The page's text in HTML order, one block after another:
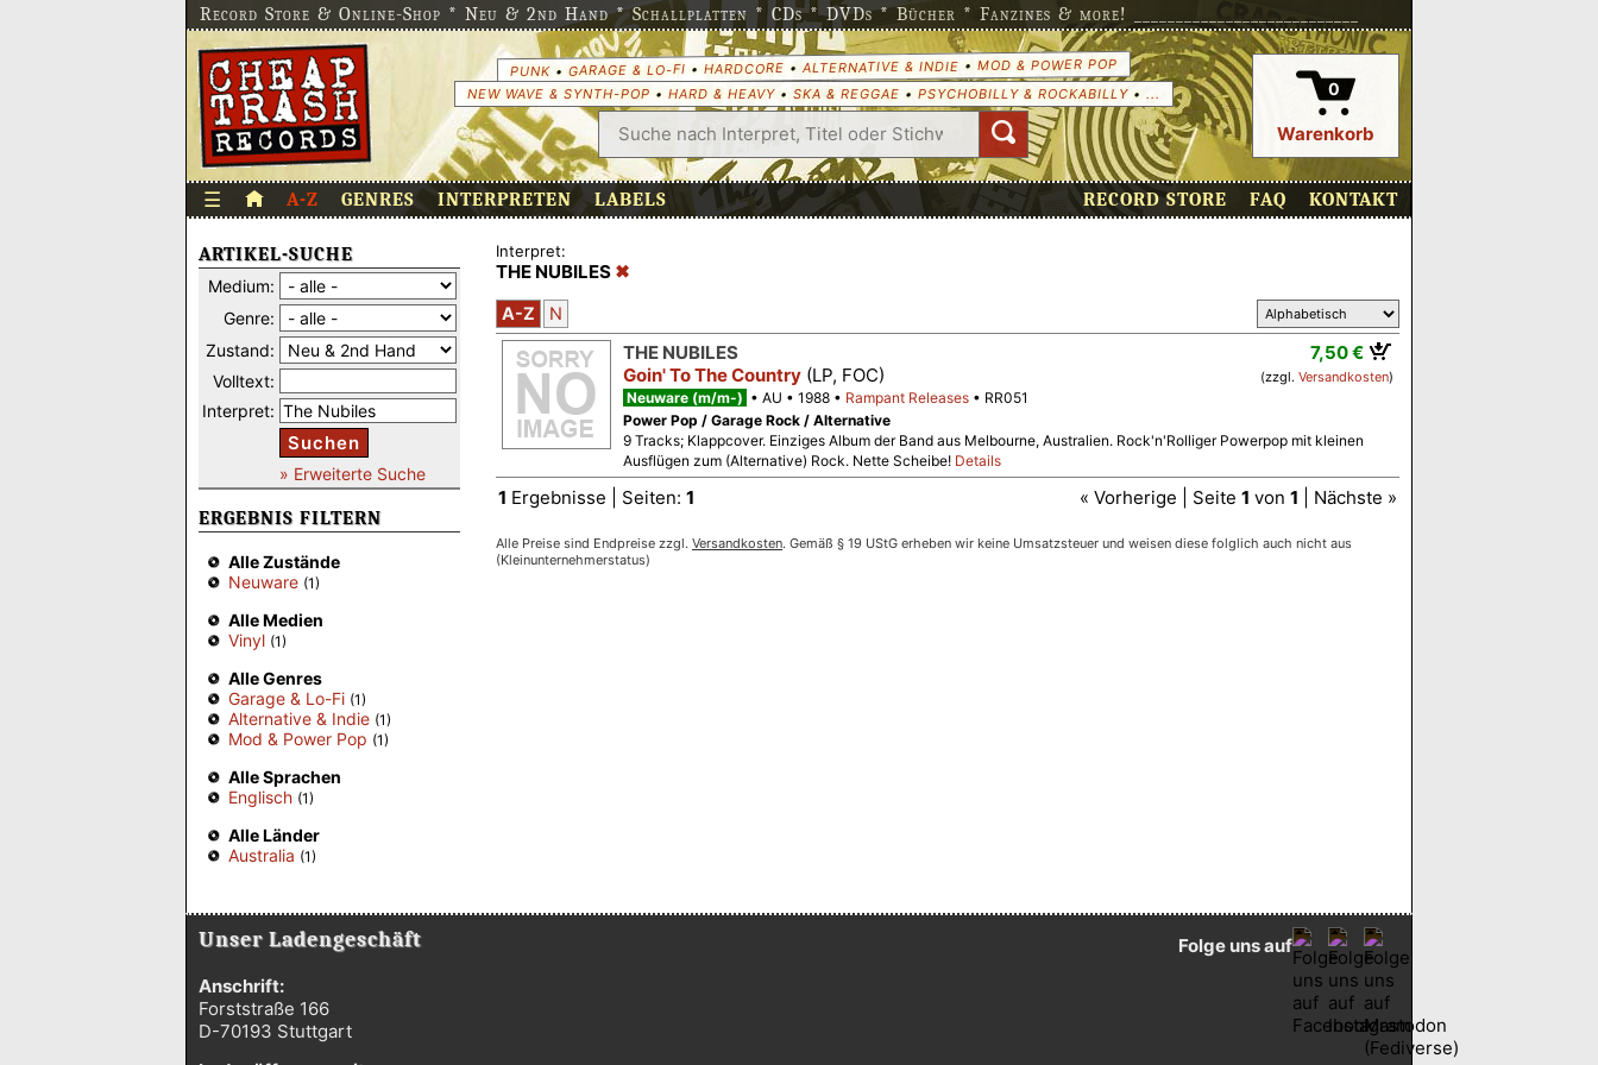
Record Store & Online-Shop * Neu & 2nd Hand * Schallplatten * CDs * DVDs * Bücher * Fanzines & more! ___________________________
PUNK• GARAGE & LO-FI • HARDCORE • ALTERNATIVE & INDIE • MOD & POWER POP
NEW WAVE & SYNTH-POP • HARD & HEAVY• SKA & REGGAE • PSYCHOBILLY & ROCKABILLY• ... 0
Warenkorb
☰ A-Z GENRES INTERPRETEN LABELS RECORD STORE FAQ KONTAKT
ARTIKEL-SUCHE
Medium:
Genre:
Zustand:
Volltext:
Interpret:
Suchen
» Erweiterte Suche
ERGEBNIS FILTERN
Alle Zustände
Neuware (1)
Alle Medien
Vinyl (1)
Alle Genres
Garage & Lo-Fi (1)
Alternative & Indie (1)
Mod & Power Pop (1)
Alle Sprachen
Englisch (1)
Alle Länder
Australia (1)
Interpret:
THE NUBILES
A-Z N
7,50 €
(zzgl. Versandkosten)
THE NUBILES
Goin' To The Country (LP, FOC)
Neuware (m/m-) AU 1988 Rampant Releases
RR051
Power Pop / Garage Rock / Alternative
9 Tracks; Klappcover. Einziges Album der Band aus Melbourne, Australien. Rock'n'Rolliger Powerpop mit kleinen
Ausflügen zum (Alternative) Rock. Nette Scheibe! Details
1 Ergebnisse | Seiten: 1 « Vorherige | Seite 1 von 1 | Nächste »
Alle Preise sind Endpreise zzgl. Versandkosten. Gemäß § 19 UStG erheben wir keine Umsatzsteuer und weisen diese folglich auch nicht aus
(Kleinunternehmerstatus)
Unser Ladengeschäft
Anschrift:
Forststraße 166
D-70193 Stuttgart
Folge uns auf